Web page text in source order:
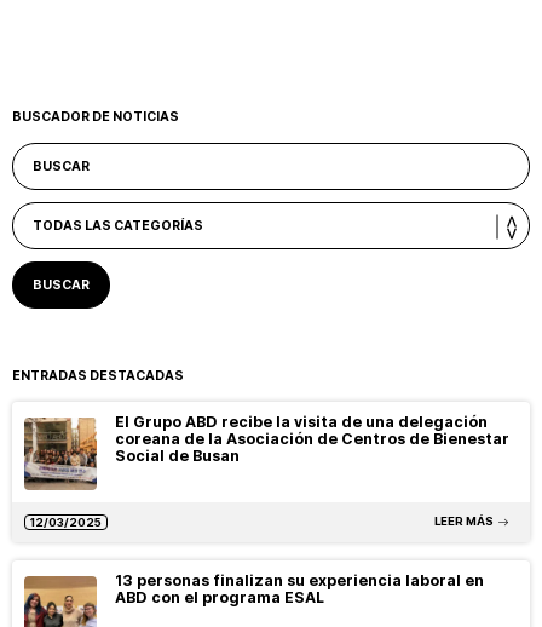
BUSCADOR DE NOTICIAS
ENTRADAS DESTACADAS
El Grupo ABD recibe la visita de una delegación
coreana de la Asociación de Centros de Bienestar
Social de Busan
12/03/2025 LEER MÁS
13 personas finalizan su experiencia laboral en
ABD con el programa ESAL